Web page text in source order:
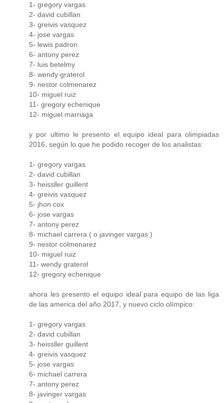
1- gregory vargas
2- david cubillan
3- greivis vasquez
4- jose vargas
5- lewis padron
6- antony perez
7- luis betelmy
8- wendy graterol
9- nestor colmenarez
10- miguel ruiz
11- gregory echenique
12- miguel marriaga
y por ultimo le presento el equipo ideal para olimpiadas
2016, según lo que he podido recoger de los analistas:
1- gregory vargas
2- david cubillan
3- heissller guillent
4- greivis vasquez
5- jhon cox
6- jose vargas
7- antony perez
8- michael carrera ( o javinger vargas )
9- nestor colmenarez
10- miguel ruiz
11- wendy graterol
12- gregory echenique
ahora les presento el equipo ideal para equipo de las liga
de las america del año 2017, y nuevo ciclo olímpico:
1- gregory vargas
2- david cubillan
3- heissller guillent
4- greivis vasquez
5- jose vargas
6- michael carrera
7- antony perez
8- javinger vargas